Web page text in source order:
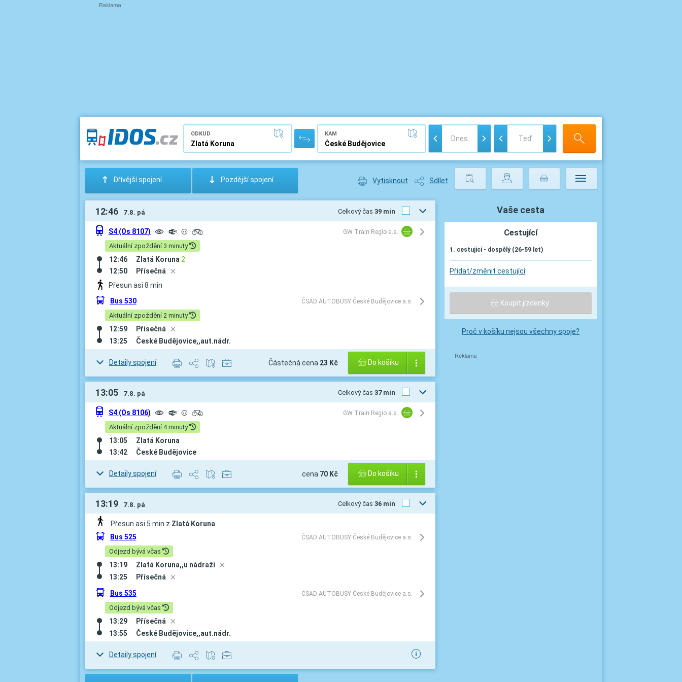
ODKUD KAM
: Dřívější spojení ; Pozdější spojení Vytisknout Sdílet
12:46 7.8. pá Celkový čas 39 min
û S4 (Os 8107) µ º ³ L GW Train Regio a.s.
Aktuální zpoždění 3 minuty
12:46 Zlatá Koruna 2
12:50
Přísečná D
Přesun asi 8 min
÷ Bus 530 ČSAD AUTOBUSY České Budějovice a.s.
Aktuální zpoždění 2 minuty
12:59 Přísečná D
13:25 České Budějovice,,aut.nádr.
Detaily spojení Částečná cena 23 Kč Do košíku
13:05 7.8. pá Celkový čas 37 min
û S4 (Os 8106) µ º ³ L GW Train Regio a.s.
Aktuální zpoždění 4 minuty
13:05
Zlatá Koruna
13:42
České Budějovice
Detaily spojení cena 70 Kč Do košíku
13:19 7.8. pá Celkový čas 36 min
Přesun asi 5 min z Zlatá Koruna
÷ Bus 525 ČSAD AUTOBUSY České Budějovice a.s.
Odjezd bývá včas
13:19 Zlatá Koruna,,u nádraží D
13:25 Přísečná D
÷ Bus 535 ČSAD AUTOBUSY České Budějovice a.s.
Odjezd bývá včas
13:29 Přísečná D
13:55 České Budějovice,,aut.nádr.
Detaily spojení
Vaše cesta
Cestující
1. cestující - dospělý (26-59 let)
Přidat/změnit cestující
Koupit jízdenky
Proč v košíku nejsou všechny spoje?